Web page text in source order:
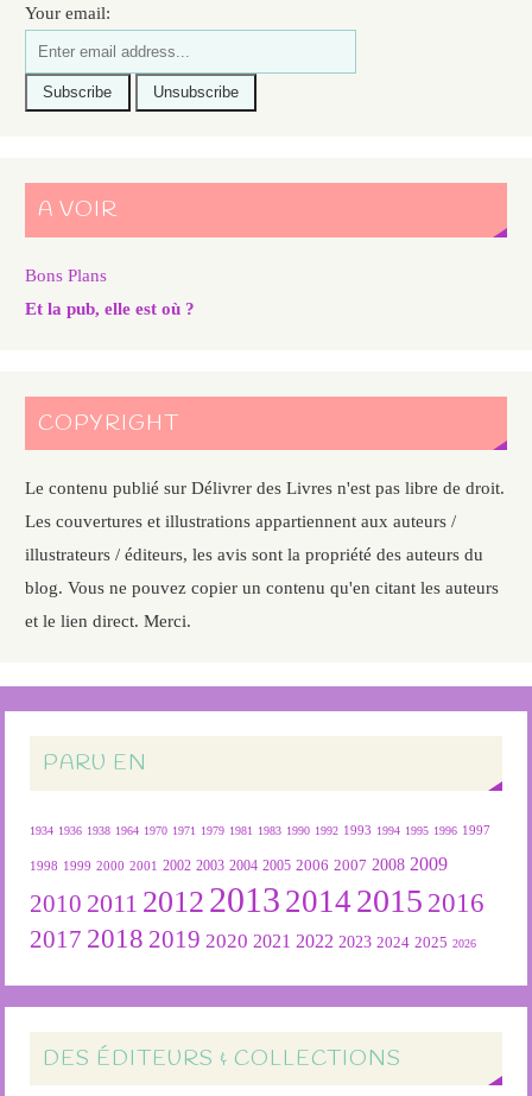
Your email:
A VOIR
Bons Plans
Et la pub, elle est où ?
COPYRIGHT
Le contenu publié sur Délivrer des Livres n'est pas libre de droit.
Les couvertures et illustrations appartiennent aux auteurs /
illustrateurs / éditeurs, les avis sont la propriété des auteurs du
blog. Vous ne pouvez copier un contenu qu'en citant les auteurs
et le lien direct. Merci.
PARU EN
1934 1936 1938 1964 1970 1971 1979 1981 1983 1990 1992 1993 1994 1995 1996 1997
1998 1999 2000 2001 2002 2003 2004 2005 2006 2007 2008 2009
2010 2011 2012 2013 2014 2015 2016
2017 2018 2019 2020 2021 2022 2023 2024 2025 2026
DES ÉDITEURS & COLLECTIONS